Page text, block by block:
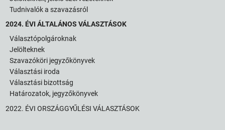
Tudnivalók a szavazásról
2024. ÉVI ÁLTALÁNOS VÁLASZTÁSOK
Választópolgároknak
Jelölteknek
Szavazóköri jegyzőkönyvek
Választási iroda
Választási bizottság
Határozatok, jegyzőkönyvek
2022. ÉVI ORSZÁGGYŰLÉSI VÁLASZTÁSOK